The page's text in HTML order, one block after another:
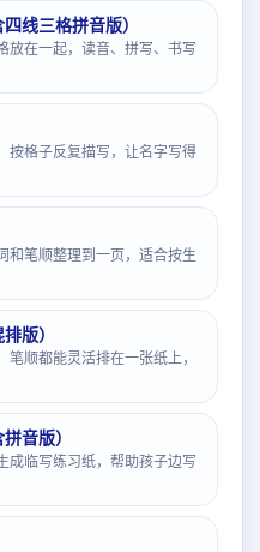
线三格拼音版）
放在一起，读音、拼写、书写
按格子反复描写，让名字写得
和笔顺整理到一页，适合按生
版）
顺都能灵活排在一张纸上，
音版）
成临写练习纸，帮助孩子边写